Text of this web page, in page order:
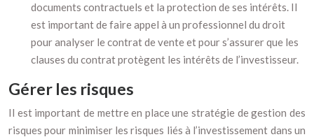
documents contractuels et la protection de ses intérêts. Il
est important de faire appel à un professionnel du droit
pour analyser le contrat de vente et pour s’assurer que les
clauses du contrat protègent les intérêts de l’investisseur.
Gérer les risques
Il est important de mettre en place une stratégie de gestion des
risques pour minimiser les risques liés à l’investissement dans un